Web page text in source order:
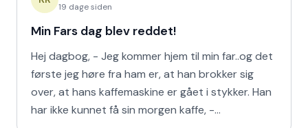
19 dage siden
Min Fars dag blev reddet!
Hej dagbog, - Jeg kommer hjem til min far..og det
første jeg høre fra ham er, at han brokker sig
over, at hans kaffemaskine er gået i stykker. Han
har ikke kunnet få sin morgen kaffe, -